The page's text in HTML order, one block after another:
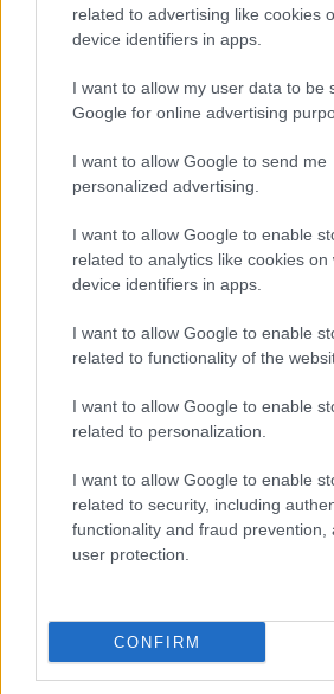
related to advertising like cookies
device identifiers in apps.
I want to allow my user data to be
Google for online advertising
I want to allow Google to send me
personalized advertising.
I want to allow Google to enable
related to analytics like cookies on
device identifiers in apps.
I want to allow Google to enable
related to functionality of the
I want to allow Google to enable
related to personalization.
I want to allow Google to enable
related to security, including
functionality and fraud prevention,
user protection.
CONFIRM
Το «ντόνατ» της OpenAI: Όλα όσα
πρώτη της συσκευή με υπογραφή
ευρωπαϊκό έργο για την υγιή
νοημοσύνη στην υγεία